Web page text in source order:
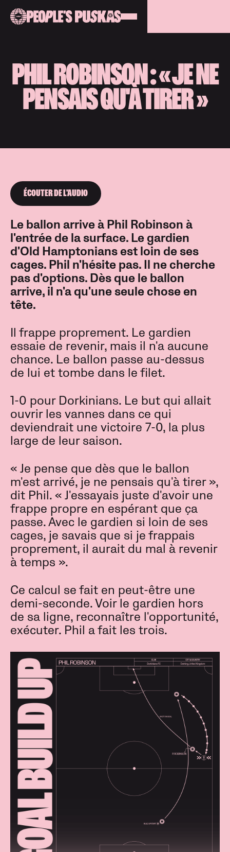
PHIL ROBINSON : « JE NE
PENSAIS QU'À TIRER »
ÉCOUTER DE L'AUDIO
Le ballon arrive à Phil Robinson à
l'entrée de la surface. Le gardien
d'Old Hamptonians est loin de ses
cages. Phil n'hésite pas. Il ne cherche
pas d'options. Dès que le ballon
arrive, il n'a qu'une seule chose en
tête.
Il frappe proprement. Le gardien
essaie de revenir, mais il n'a aucune
chance. Le ballon passe au-dessus
de lui et tombe dans le filet.
1-0 pour Dorkinians. Le but qui allait
ouvrir les vannes dans ce qui
deviendrait une victoire 7-0, la plus
large de leur saison.
« Je pense que dès que le ballon
m'est arrivé, je ne pensais qu'à tirer »,
dit Phil. « J'essayais juste d'avoir une
frappe propre en espérant que ça
passe. Avec le gardien si loin de ses
cages, je savais que si je frappais
proprement, il aurait du mal à revenir
à temps ».
Ce calcul se fait en peut-être une
demi-seconde. Voir le gardien hors
de sa ligne, reconnaître l'opportunité,
exécuter. Phil a fait les trois.